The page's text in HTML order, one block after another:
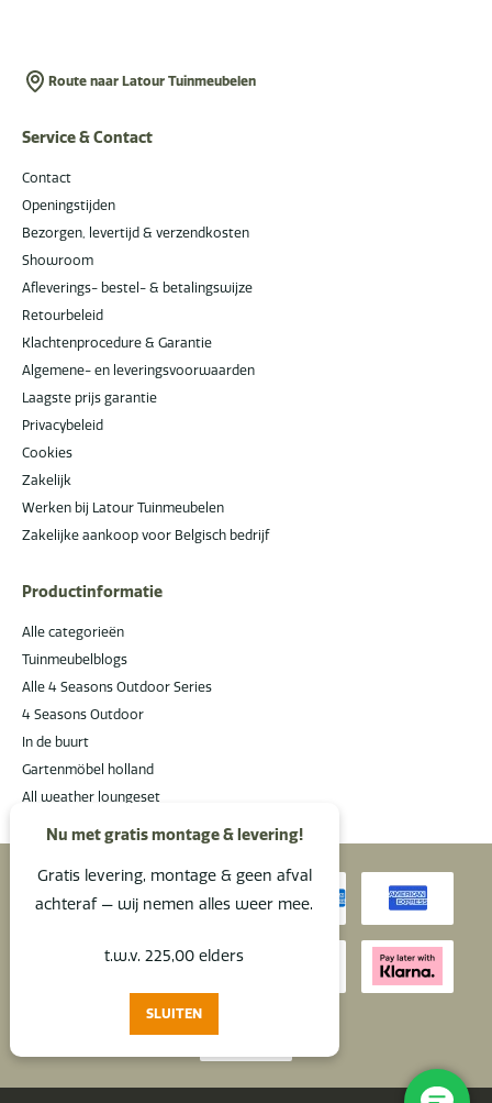
Route naar Latour Tuinmeubelen
Service & Contact
Contact
Openingstijden
Bezorgen, levertijd & verzendkosten
Showroom
Afleverings- bestel- & betalingswijze
Retourbeleid
Klachtenprocedure & Garantie
Algemene- en leveringsvoorwaarden
Laagste prijs garantie
Privacybeleid
Cookies
Zakelijk
Werken bij Latour Tuinmeubelen
Zakelijke aankoop voor Belgisch bedrijf
Productinformatie
Alle categorieën
Tuinmeubelblogs
Alle 4 Seasons Outdoor Series
4 Seasons Outdoor
In de buurt
Gartenmöbel holland
All weather loungeset
Nu met gratis montage & levering!
Gratis levering, montage & geen afval
achteraf — wij nemen alles weer mee.
t.w.v. 225,00 elders
SLUITEN